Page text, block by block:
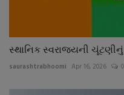
સ્થાનિક સ્વરાજયની ચૂંટણીનું
saurashtrabhoomi Apr 16, 2026 0